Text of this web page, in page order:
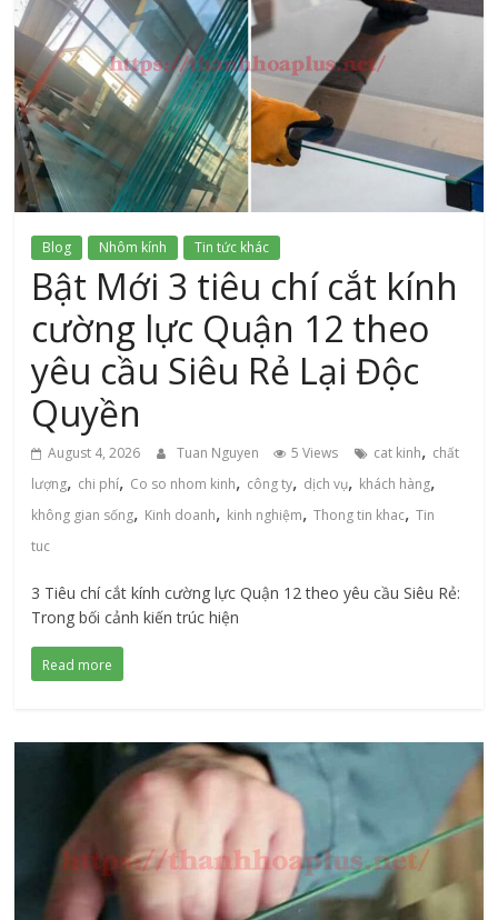
xứ
Thanh
Blog Nhôm kính Tin tức khác
Bật Mới 3 tiêu chí cắt kính
cường lực Quận 12 theo
yêu cầu Siêu Rẻ Lại Độc
Quyền
August 4, 2026 Tuan Nguyen 5 Views cat kinh, chất
lượng, chi phí, Co so nhom kinh, công ty, dịch vụ, khách hàng,
không gian sống, Kinh doanh, kinh nghiệm,Thong tin khac,Tin
tuc
3 Tiêu chí cắt kính cường lực Quận 12 theo yêu cầu Siêu Rẻ:
Trong bối cảnh kiến trúc hiện
Read more